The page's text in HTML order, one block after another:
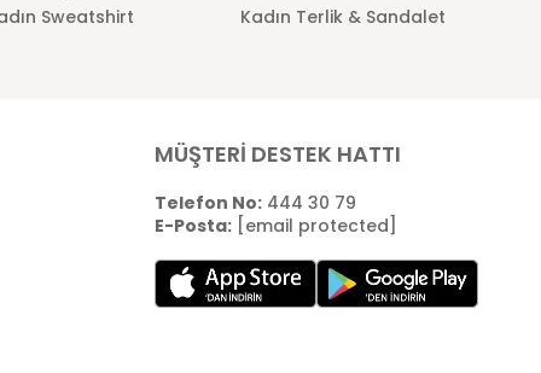
Sweatshirt
Kadın Terlik & Sandalet
MÜŞTERİ DESTEK HATTI
Telefon No:444 30 79
E-Posta: [email protected]